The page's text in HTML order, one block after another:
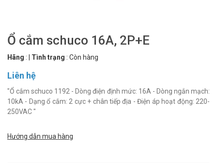
Ổ cắm schuco 16A, 2P+E
Hãng : Tình trạng : Còn hàng
Liên hệ
"Ổ cắm schuco 1192 - Dòng điện định mức: 16A - Dòng ngắn mạch:
10kA - Dạng ổ cắm: 2 cực + chân tiếp địa - Điện áp hoạt động: 220-
250VAC "
Hướng dẫn mua hàng